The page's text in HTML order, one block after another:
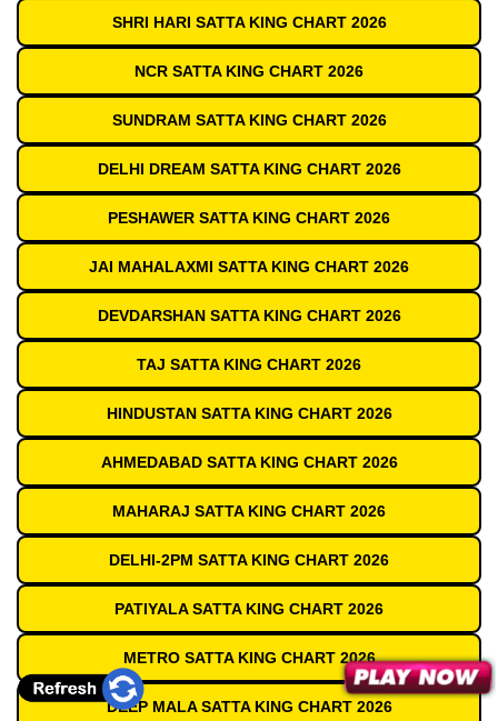
SHRI HARI SATTA KING CHART 2026
NCR SATTA KING CHART 2026
SUNDRAM SATTA KING CHART 2026
DELHI DREAM SATTA KING CHART 2026
PESHAWER SATTA KING CHART 2026
JAI MAHALAXMI SATTA KING CHART 2026
DEVDARSHAN SATTA KING CHART 2026
TAJ SATTA KING CHART 2026
HINDUSTAN SATTA KING CHART 2026
AHMEDABAD SATTA KING CHART 2026
MAHARAJ SATTA KING CHART 2026
DELHI-2PM SATTA KING CHART 2026
PATIYALA SATTA KING CHART 2026
METRO SATTA KING CHART 2026
DEEP MALA SATTA KING CHART 2026